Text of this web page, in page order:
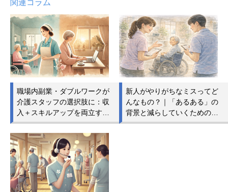
関連コラム
職場内副業・ダブルワークが
介護スタッフの選択肢に：収
入＋スキルアップを両立す…
新人がやりがちなミスってど
んなもの？｜「あるある」の
背景と減らしていくための…